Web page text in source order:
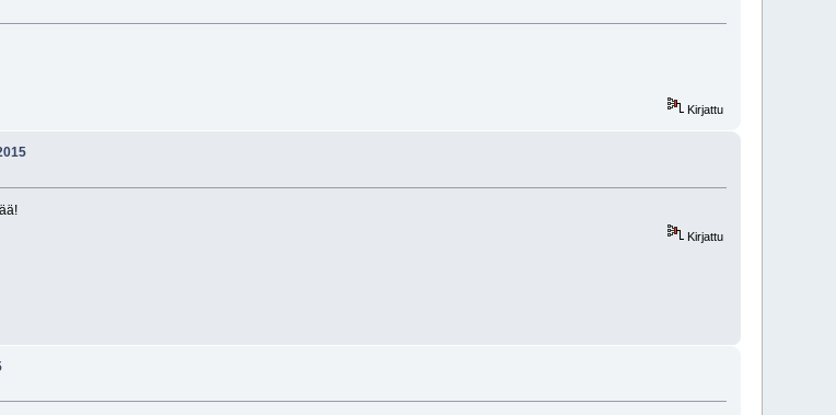
Kirjattu
Kirjattu